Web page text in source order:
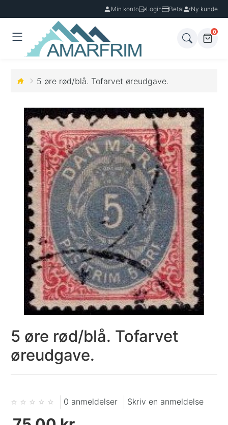
Min konto Login Betal Ny kunde
0
5 øre rød/blå. Tofarvet øreudgave.
5 øre rød/blå. Tofarvet
øreudgave.
0 anmeldelser Skriv en anmeldelse